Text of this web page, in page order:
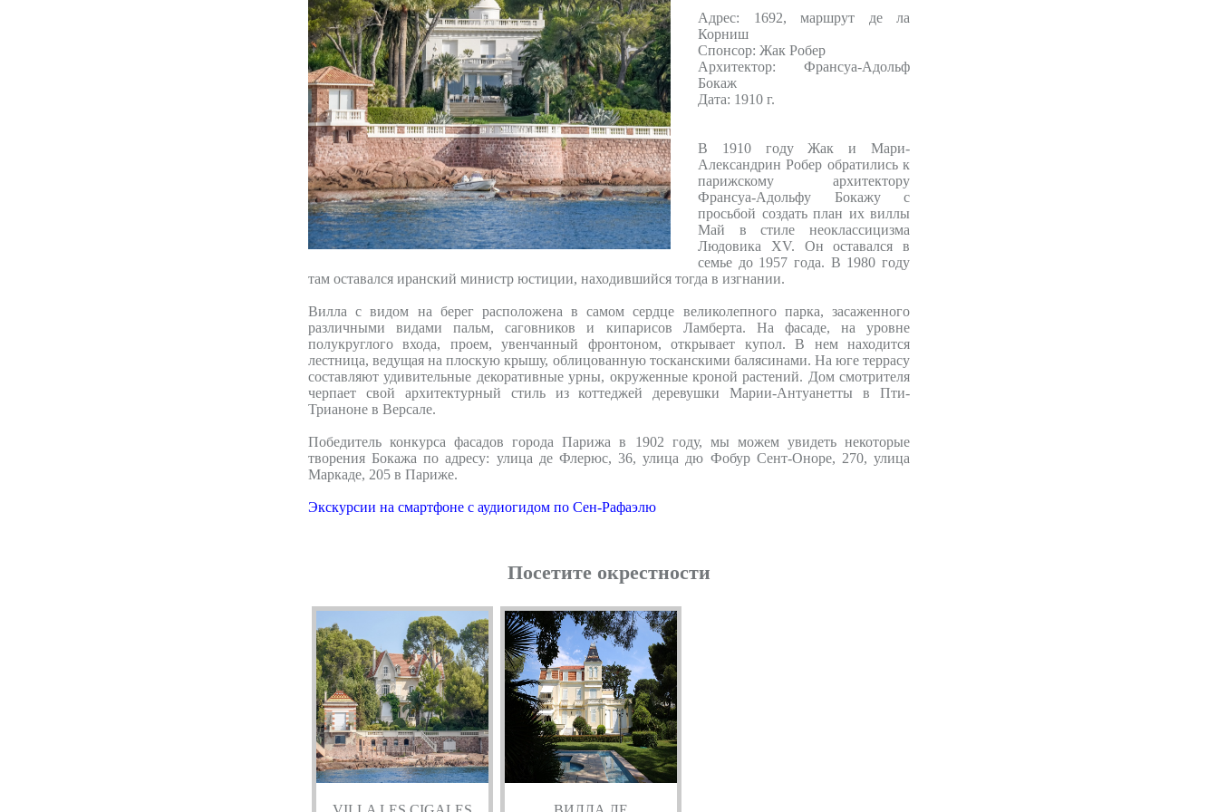
Адрес: 1692, маршрут де ла
Корниш
Спонсор: Жак Робер
Архитектор: Франсуа-Адольф
Бокаж
Дата: 1910 г.
В 1910 году Жак и Мари-
Александрин Робер обратились к
парижскому архитектору
Франсуа-Адольфу Бокажу с
просьбой создать план их виллы
Май в стиле неоклассицизма
Людовика XV. Он оставался в
семье до 1957 года. В 1980 году
там оставался иранский министр юстиции, находившийся тогда в изгнании.
Вилла с видом на берег расположена в самом сердце великолепного парка, засаженного
различными видами пальм, саговников и кипарисов Ламберта. На фасаде, на уровне
полукруглого входа, проем, увенчанный фронтоном, открывает купол. В нем находится
лестница, ведущая на плоскую крышу, облицованную тосканскими балясинами. На юге террасу
составляют удивительные декоративные урны, окруженные кроной растений. Дом смотрителя
черпает свой архитектурный стиль из коттеджей деревушки Марии-Антуанетты в Пти-
Трианоне в Версале.
Победитель конкурса фасадов города Парижа в 1902 году, мы можем увидеть некоторые
творения Бокажа по адресу: улица де Флерюс, 36, улица дю Фобур Сент-Оноре, 270, улица
Маркаде, 205 в Париже.
Экскурсии на смартфоне с аудиогидом по Сен-Рафаэлю
Посетите окрестности